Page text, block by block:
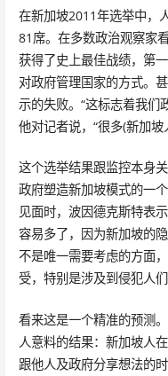
在新加坡2011年选举中，
81席。在多数政治观察家
获得了史上最佳战绩，第
对政府管理国家的方式。
示的失败。“这标志着我们
他对记者说，“很多(新加
这个选举结果跟监控本身
政府塑造新加坡模式的一
见面时，波因德克斯特表
容易多了，因为新加坡的
不是唯一需要考虑的方面
受，特别是涉及到侵犯人
看来这是一个精准的预测
人意料的结果：新加坡人
跟他人及政府分享想法的